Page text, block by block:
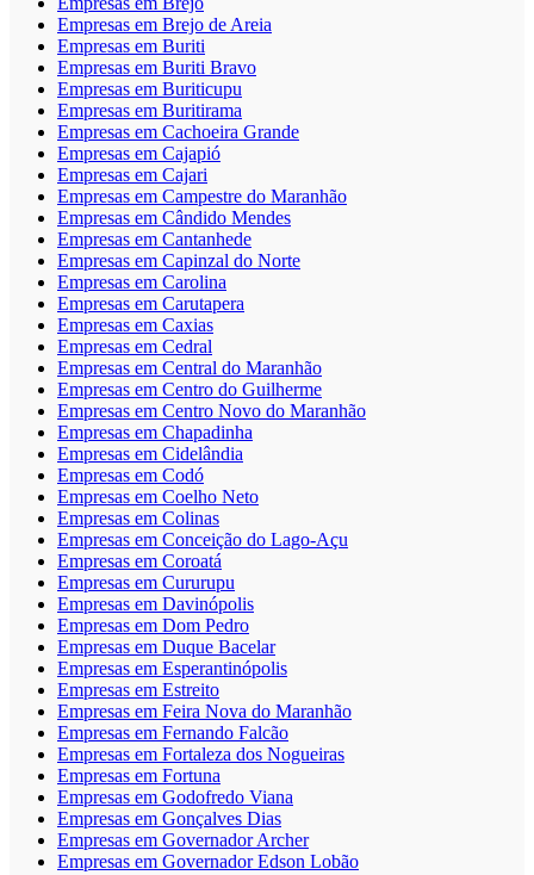
Empresas em Brejo de Areia
Empresas em Buriti
Empresas em Buriti Bravo
Empresas em Buriticupu
Empresas em Buritirama
Empresas em Cachoeira Grande
Empresas em Cajapió
Empresas em Cajari
Empresas em Campestre do Maranhão
Empresas em Cândido Mendes
Empresas em Cantanhede
Empresas em Capinzal do Norte
Empresas em Carolina
Empresas em Carutapera
Empresas em Caxias
Empresas em Cedral
Empresas em Central do Maranhão
Empresas em Centro do Guilherme
Empresas em Centro Novo do Maranhão
Empresas em Chapadinha
Empresas em Cidelândia
Empresas em Codó
Empresas em Coelho Neto
Empresas em Colinas
Empresas em Conceição do Lago-Açu
Empresas em Coroatá
Empresas em Cururupu
Empresas em Davinópolis
Empresas em Dom Pedro
Empresas em Duque Bacelar
Empresas em Esperantinópolis
Empresas em Estreito
Empresas em Feira Nova do Maranhão
Empresas em Fernando Falcão
Empresas em Fortaleza dos Nogueiras
Empresas em Fortuna
Empresas em Godofredo Viana
Empresas em Gonçalves Dias
Empresas em Governador Archer
Empresas em Governador Edson Lobão